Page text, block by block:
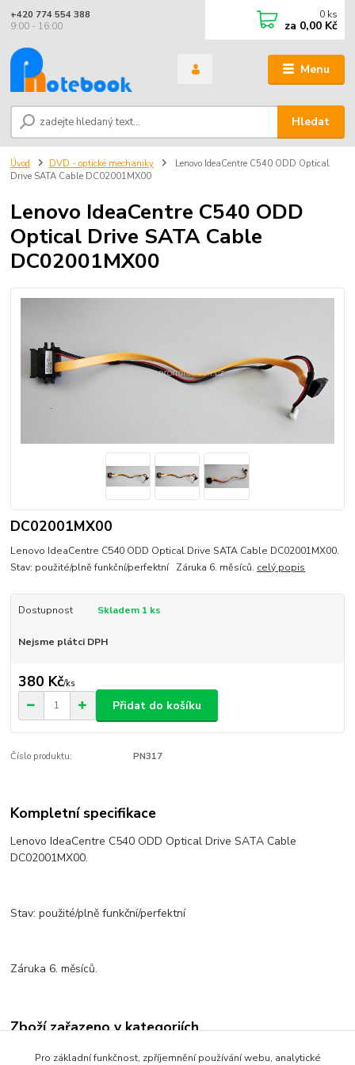
Menu
Hledat
+420 774 554 388
9:00 - 16:00
0 ks
za 0,00 Kč
Úvod DVD - optické mechaniky
Lenovo IdeaCentre C540 ODD Optical
Drive SATA Cable DC02001MX00
Lenovo IdeaCentre C540 ODD
Optical Drive SATA Cable
DC02001MX00
DC02001MX00
Lenovo IdeaCentre C540 ODD Optical Drive SATA Cable DC02001MX00.
Stav: použité/plně funkční/perfektní Záruka 6. měsíců. celý popis
Dostupnost Skladem 1 ks
Nejsme plátci DPH
380 Kč/ks
Přidat do košíku
Číslo produktu: PN317
Kompletní specifikace
Lenovo IdeaCentre C540 ODD Optical Drive SATA Cable
DC02001MX00.
Stav: použité/plně funkční/perfektní
Záruka 6. měsíců.
Zboží zařazeno v kategoriích
DVD - optické mechaniky
Pro základní funkčnost, zpříjemnění používání webu, analytické